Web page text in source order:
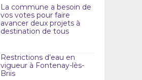
La commune a besoin de
vos votes pour faire
avancer deux projets à
destination de tous
Restrictions d’eau en
vigueur à Fontenay-lès-
Briis